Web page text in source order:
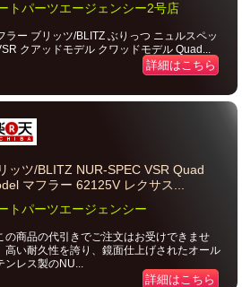
トパーツエージェンシー2号店
ラー ブリッツ/BLITZ ぶりっつ ニュルスペッ
クアッドモデル クワッドモデル Quad...
詳細はこちら
ッツ/BLITZ NUR-SPEC VSR Quad
マフラー 62125V レクサス...
トパーツエージェンシー
商品の代引きでご注文はお受けできませ
高い耐久性を誇り、鏡面仕上げされたオール
ンレス製のNU...
詳細はこちら